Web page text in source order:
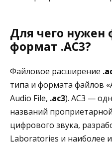
Для чего
формат .AC3?
Файловое расширение
типа и формата файлов
Audio File, .ac3). AC3 —
названий
цифрового звука,
Laboratories и наиболее